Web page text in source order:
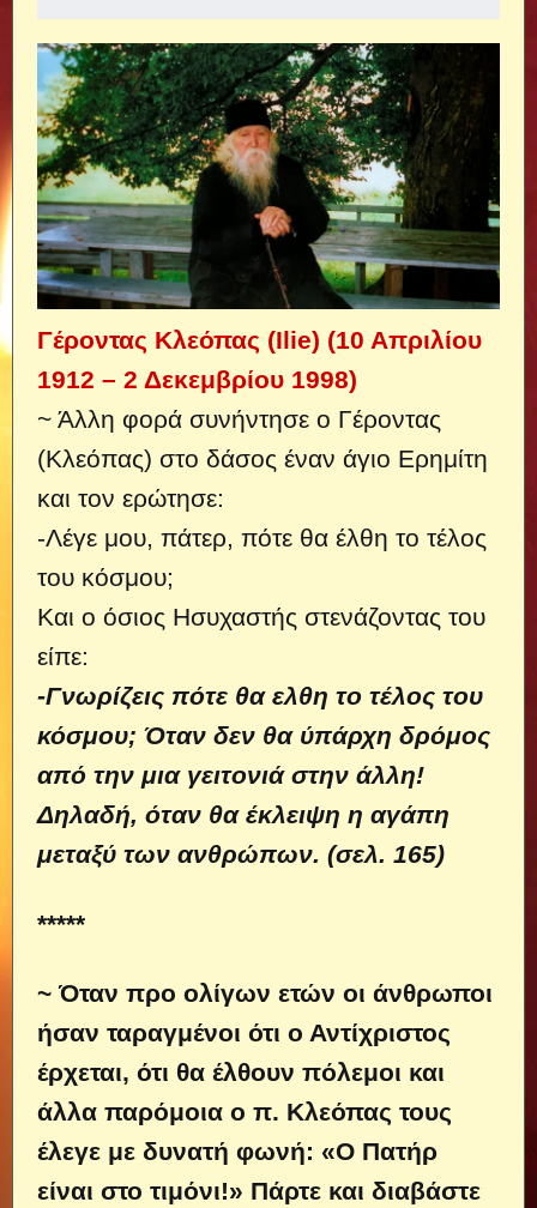
Γέροντας Κλεόπας (Ilie) (10 Απριλίου
1912 – 2 Δεκεμβρίου 1998)
~ Άλλη φορά συνήντησε ο Γέροντας
(Κλεόπας) στο δάσος έναν άγιο Ερημίτη
και τον ερώτησε:
-Λέγε μου, πάτερ, πότε θα έλθη το τέλος
του κόσμου;
Και ο όσιος Ησυχαστής στενάζοντας του
είπε:
-Γνωρίζεις πότε θα ελθη το τέλος του
κόσμου; Όταν δεν θα ύπάρχη δρόμος
από την μια γειτονιά στην άλλη!
Δηλαδή, όταν θα έκλειψη η αγάπη
μεταξύ των ανθρώπων. (σελ. 165)
*****
~ Όταν προ ολίγων ετών οι άνθρωποι
ήσαν ταραγμένοι ότι ο Αντίχριστος
έρχεται, ότι θα έλθουν πόλεμοι και
άλλα παρόμοια ο π. Κλεόπας τους
έλεγε με δυνατή φωνή: «Ο Πατήρ
είναι στο τιμόνι!» Πάρτε και διαβάστε